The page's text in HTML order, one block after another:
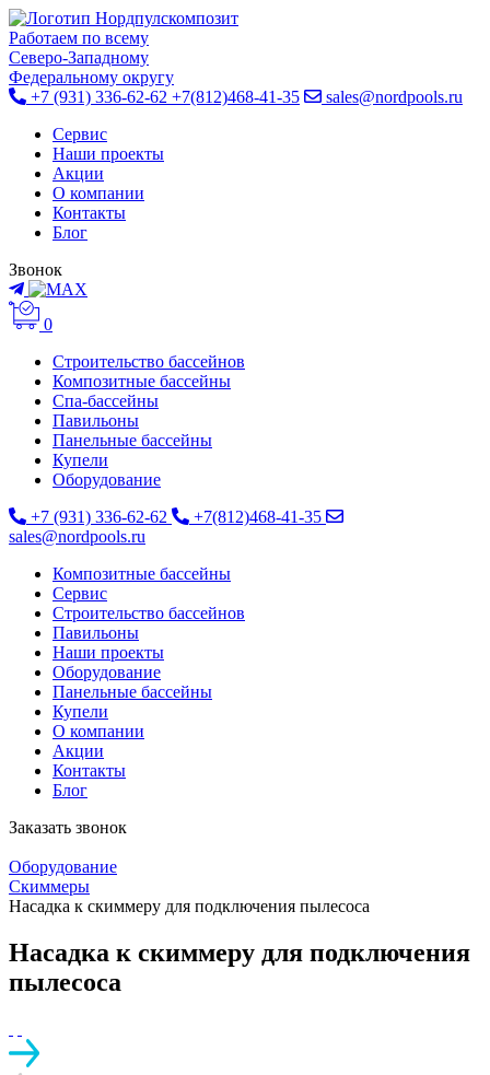
Работаем по всему
Cеверо-Западному
Федеральному округу
+7 (931) 336-62-62 +7(812)468-41-35
sales@nordpools.ru
Cервис
Наши проекты
Акции
О компании
Контакты
Блог
Звонок
0
Строительство бассейнов
Композитные бассейны
Спа-бассейны
Павильоны
Панельные бассейны
Купели
Оборудование
+7 (931) 336-62-62
+7(812)468-41-35
sales@nordpools.ru
Композитные бассейны
Cервис
Строительство бассейнов
Павильоны
Наши проекты
Оборудование
Панельные бассейны
Купели
О компании
Акции
Контакты
Блог
Заказать звонок
Оборудование
Скиммеры
Насадка к скиммеру для подключения пылесоса
Насадка к скиммеру для подключения
пылесоса